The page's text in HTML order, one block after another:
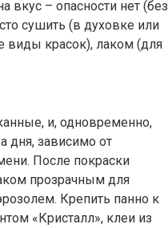
вкус – опасности нет (без
сушить (в духовке или
виды красок), лаком (для
и, одновременно,
дня, зависимо от
После покраски
прозрачным для
Крепить панно к
«Кристалл», клеи из